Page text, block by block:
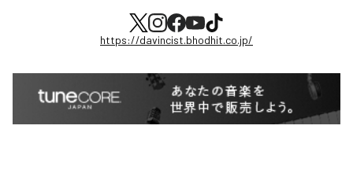
https://davincist.bhodhit.co.jp/